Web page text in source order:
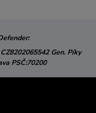
Gen. Píky
PSČ:70200